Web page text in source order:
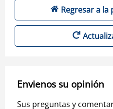
Regresar a la
Envienos su opinión
Sus preguntas y